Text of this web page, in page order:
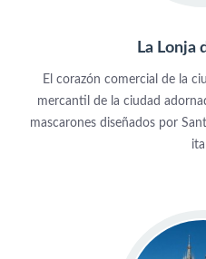
La Lonja
El corazón comercial de la
mercantil de la ciudad
mascarones diseñados por